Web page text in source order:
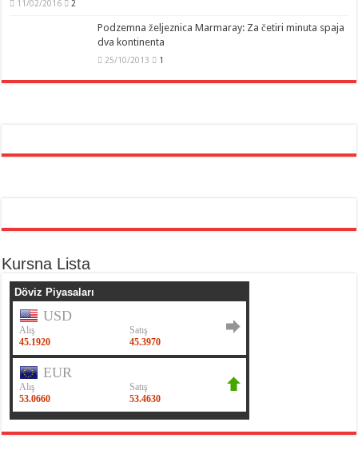
11/02/2016 2
Podzemna željeznica Marmaray: Za četiri minuta spaja
dva kontinenta
25/10/2013 1
Kursna Lista